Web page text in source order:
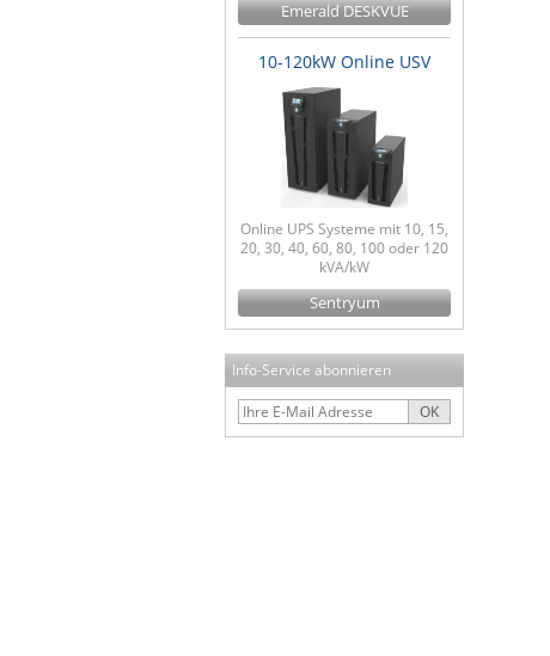
Emerald DESKVUE
10-120kW Online USV
Online UPS Systeme mit 10, 15,
20, 30, 40, 60, 80, 100 oder 120
kVA/kW
Sentryum
Info-Service abonnieren
OK